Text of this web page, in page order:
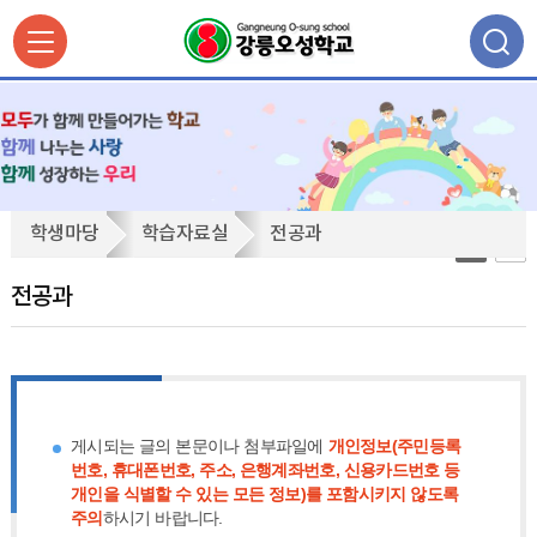
과
학생마당 학습자료실 전공과
전공과
게시되는 글의 본문이나 첨부파일에 개인정보(주민등록
번호, 휴대폰번호, 주소, 은행계좌번호, 신용카드번호 등
개인을 식별할 수 있는 모든 정보)를 포함시키지 않도록
주의하시기 바랍니다.